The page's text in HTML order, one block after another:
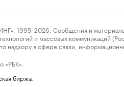
Сообщения и материалы
и массовых коммуникаций
надзору в сфере связи,
«РБК».
биржа